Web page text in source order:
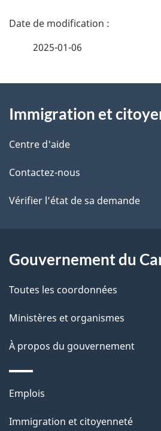
D
i
l
s
d
l
p
a
g
e
2025-01-06
propos
de
ce
site
Immigration et
Centre d'aide
Contactez-nous
Vérifier l’état de sa demande
Gouvernement du
Toutes les coordonnées
Ministères et organismes
À propos du gouvernement
Thèmes
sujets
Emplois
Immigration et citoyenneté